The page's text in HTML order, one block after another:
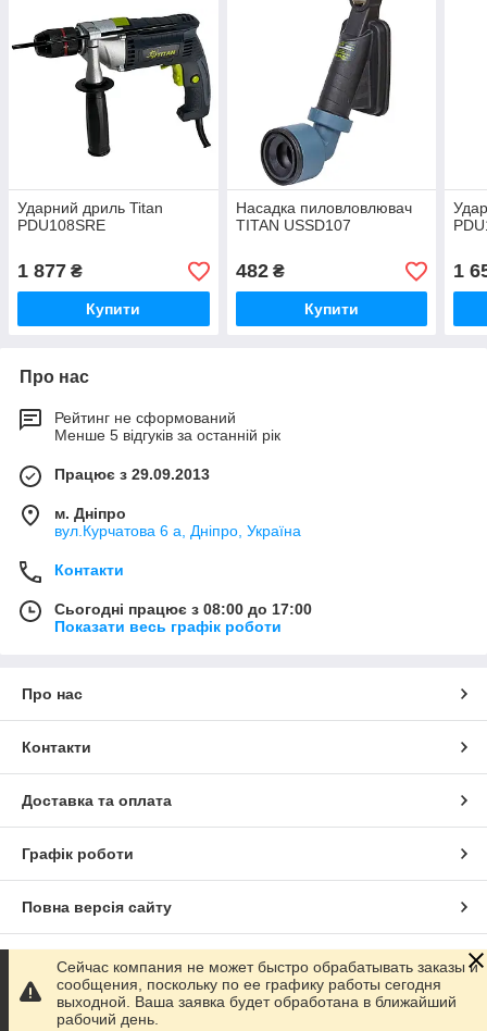
Ударний дриль Titan
PDU108SRE
1 877 ₴
Купити
Насадка пиловловлювач
TITAN USSD107
482₴
Купити
1
Про нас
Рейтинг не сформований
Менше 5 відгуків за останній рік
Працює з 29.09.2013
м. Дніпро
вул.Курчатова 6 а, Дніпро, Україна
Контакти
Сьогодні працює з 08:00 до 17:00
Показати весь графік роботи
Про нас
Контакти
Доставка та оплата
Графік роботи
Повна версія сайту
Сайт створено на маркетплейсі Prom.ua
Політика конфіденційності
Сейчас компания не может быстро обрабатывать заказы и
сообщения, поскольку по ее графику работы сегодня
выходной. Ваша заявка будет обработана в ближайший
рабочий день.